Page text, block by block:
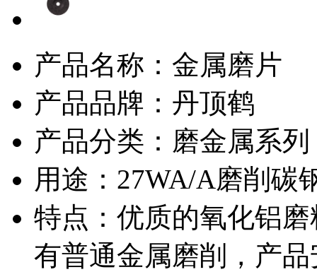
产品名称：金属磨片
产品品牌：丹顶鹤
产品分类：磨金属系列
用途：27WA/A磨削碳
特点：优质的氧化铝
有普通金属磨削，产